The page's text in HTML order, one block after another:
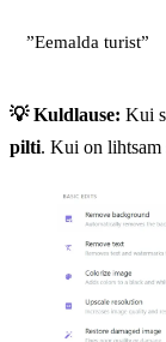
”Eemalda turist”
💡 Kuldlause: Kui
pilti. Kui on lihtsam